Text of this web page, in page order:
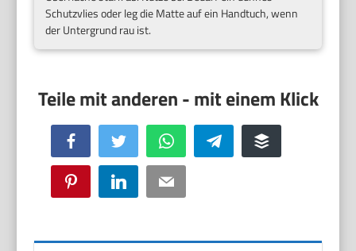
Schutzvlies oder leg die Matte auf ein Handtuch, wenn
der Untergrund rau ist.
Facebook Twitter WhatsApp Telegram Buffer
Pinterest LinkedIn Email